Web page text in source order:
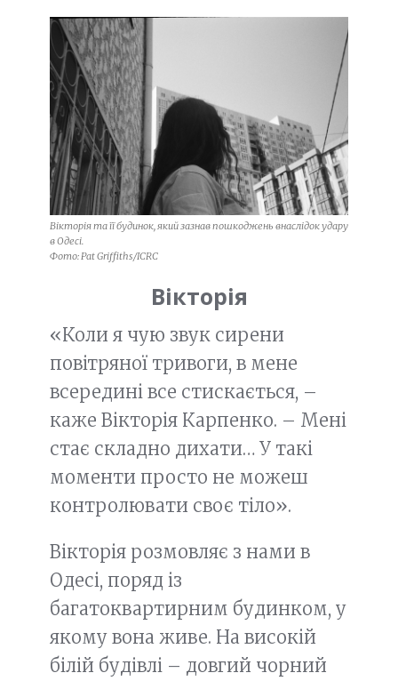
Вікторія та її будинок, який зазнав пошкоджень внаслідок удару
в Одесі.
Фото: Pat Griffiths/ICRC
Вікторія
«Коли я чую звук сирени
повітряної тривоги, в мене
всередині все стискається, –
каже Вікторія Карпенко. – Мені
стає складно дихати… У такі
моменти просто не можеш
контролювати своє тіло».
Вікторія розмовляє з нами в
Одесі, поряд із
багатоквартирним будинком, у
якому вона живе. На високій
білій будівлі – довгий чорний